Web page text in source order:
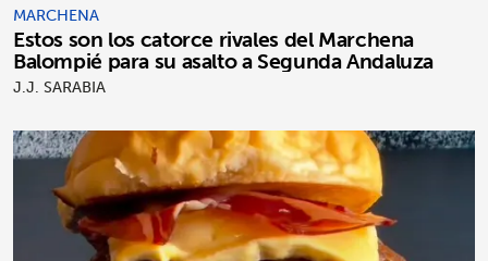
MARCHENA
Estos son los catorce rivales del Marchena
Balompié para su asalto a Segunda Andaluza
J.J. SARABIA